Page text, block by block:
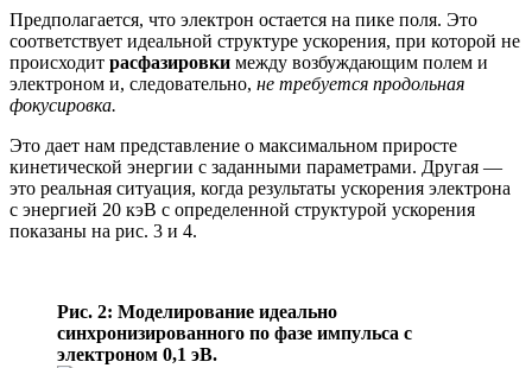
Предполагается, что электрон остается на пике поля. Это
соответствует идеальной структуре ускорения, при которой не
происходит расфазировки между возбуждающим полем и
электроном и, следовательно, не требуется продольная
фокусировка.
Это дает нам представление о максимальном приросте
кинетической энергии с заданными параметрами. Другая —
это реальная ситуация, когда результаты ускорения электрона
с энергией 20 кэВ с определенной структурой ускорения
показаны на рис. 3 и 4.
Рис. 2: Моделирование идеально
синхронизированного по фазе импульса с
электроном 0,1 эВ.